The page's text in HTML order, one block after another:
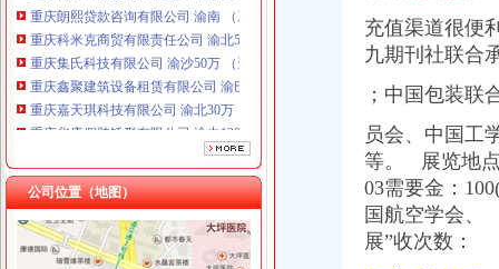
重庆科米克商贸有限责任公司 渝北50万 （工商注册）
重庆集氏科技有限公司 渝沙50万 （进出口权）
重庆鑫聚建筑设备租赁有限公司 渝巴3万 （工商注册）
重庆嘉天琪科技有限公司 渝北30万 （工商注册）
重庆华康假肢矫形有限公司 渝中120万 （增资）
重庆福安药业集团凯斯特医药有限公司 渝新100万 （进出口权）
重庆吉沃农业科技有限公司 渝南500万 （工商注册）
公司位置（地图）
充值渠道很便
九期刊社联合
；中国包装联
员会、中国工
等。 展览地
03需要金：
国航空学会、
展”收次数：